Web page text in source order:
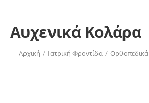
Αυχενικά Κολάρα
Αρχική / Ιατρική Φροντίδα / Ορθοπεδικά